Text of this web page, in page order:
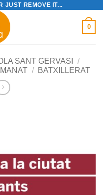
JUST REMOVE IT...
0
SANT GERVASI
/
/ BATXILLERAT